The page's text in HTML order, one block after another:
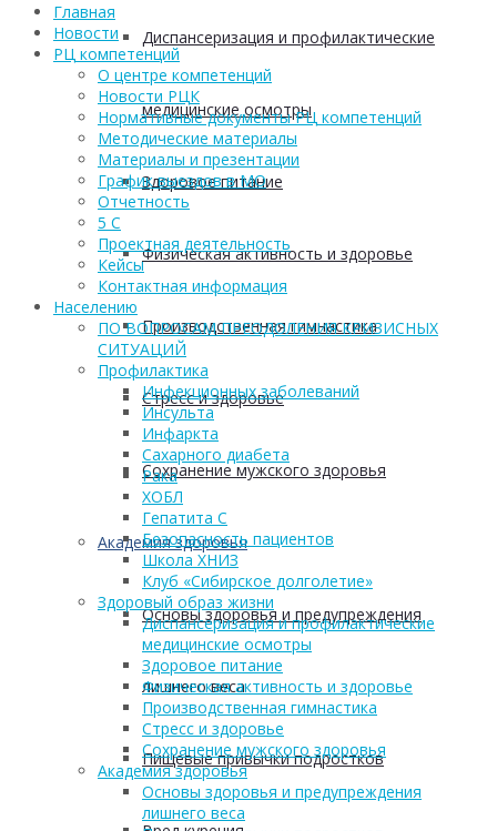
Диспансеризация и профилактические
медицинские осмотры
Здоровое питание
Физическая активность и здоровье
Производственная гимнастика
Стресс и здоровье
Сохранение мужского здоровья
Академия здоровья
Основы здоровья и предупреждения
лишнего веса
Пищевые привычки подростков
Главная
Новости
РЦ компетенций
О центре компетенций
Новости РЦК
Нормативные документы РЦ компетенций
Методические материалы
Материалы и презентации
График выездов в МО
Отчетность
5 С
Проектная деятельность
Кейсы
Контактная информация
Населению
ПО ВОПРОСАМ ПРЕОДОЛЕНИЯ КРИЗИСНЫХ
СИТУАЦИЙ
Профилактика
Инфекционных заболеваний
Инсульта
Инфаркта
Сахарного диабета
Рака
ХОБЛ
Гепатита С
Безопасность пациентов
Школа ХНИЗ
Клуб «Сибирское долголетие»
Здоровый образ жизни
Диспансеризация и профилактические
медицинские осмотры
Здоровое питание
Физическая активность и здоровье
Производственная гимнастика
Стресс и здоровье
Сохранение мужского здоровья
Академия здоровья
Основы здоровья и предупреждения
лишнего веса